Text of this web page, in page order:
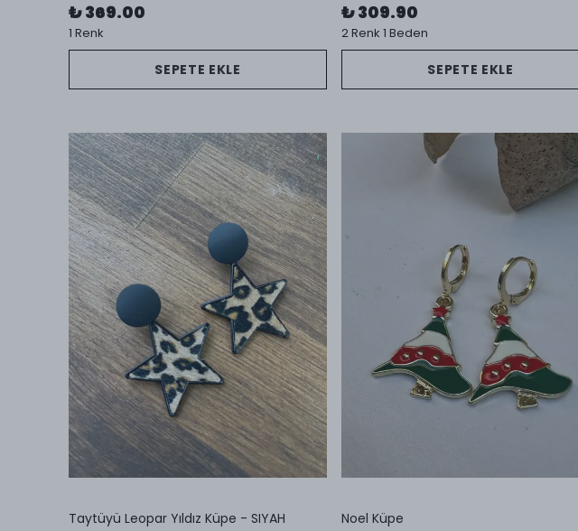
₺ 369.00
1 Renk
SEPETE EKLE
₺ 309.90
2 Renk 1 Beden
SEPETE EKLE
Taytüyü Leopar Yıldız Küpe - SIYAH Noel Küpe